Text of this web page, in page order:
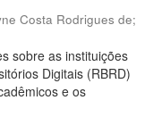
Costa Rodrigues de;
sobre as instituições
Digitais (RBRD)
e os